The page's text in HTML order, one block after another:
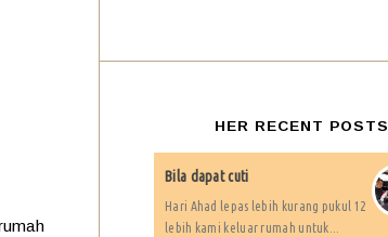
HER RECENT POSTS
Bila dapat cuti
Hari Ahad lepas lebih kurang pukul 12
lebih kami keluar rumah untuk...